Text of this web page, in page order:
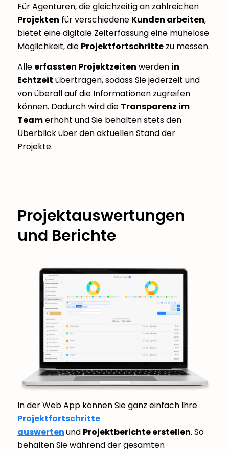
Für Agenturen, die gleichzeitig an zahlreichen
Projekten für verschiedene Kunden arbeiten,
bietet eine digitale Zeiterfassung eine mühelose
Möglichkeit, die Projektfortschrittezu messen.
Alle erfassten Projektzeiten werden in
Echtzeit übertragen, sodass Sie jederzeit und
von überall auf die Informationen zugreifen
können. Dadurch wird die Transparenz im
Teamerhöht und Sie behalten stets den
Überblick über den aktuellen Stand der
Projekte.
Projektauswertungen
und Berichte
In der Web App können Sie ganz einfach Ihre
Projektfortschritte
auswertenund Projektberichte erstellen. So
behalten Sie während der gesamten